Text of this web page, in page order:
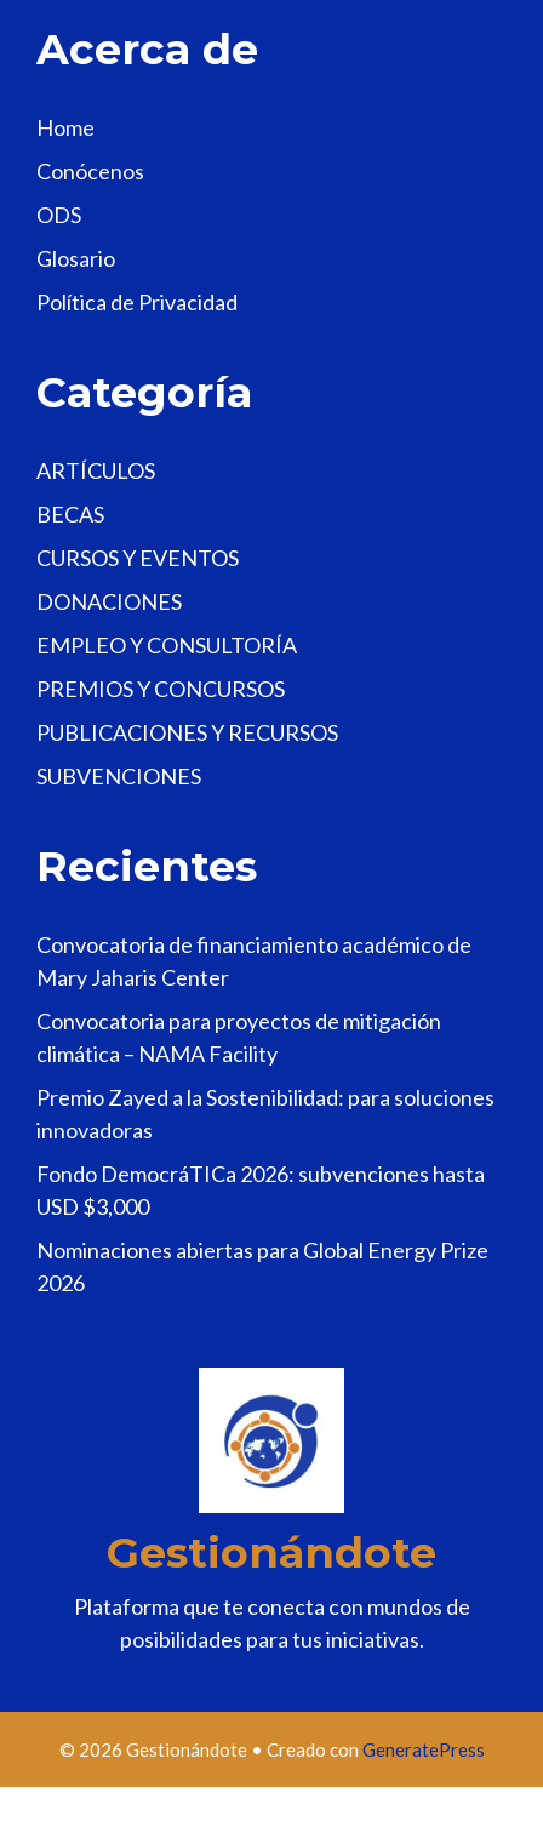
h
f
i
e
d
b
n
.
Acerca de
Home
Conócenos
ODS
Glosario
Política de Privacidad
Categoría
ARTÍCULOS
BECAS
CURSOS Y EVENTOS
DONACIONES
EMPLEO Y CONSULTORÍA
PREMIOS Y CONCURSOS
PUBLICACIONES Y RECURSOS
SUBVENCIONES
Recientes
Convocatoria de financiamiento académico de
Mary Jaharis Center
Convocatoria para proyectos de mitigación
climática – NAMA Facility
Premio Zayed a la Sostenibilidad: para soluciones
innovadoras
Fondo DemocráTICa 2026: subvenciones hasta
USD $3,000
Nominaciones abiertas para Global Energy Prize
2026
Gestionándote
Plataforma que te conecta con mundos de
posibilidades para tus iniciativas.
© 2026 Gestionándote• Creado con GeneratePress